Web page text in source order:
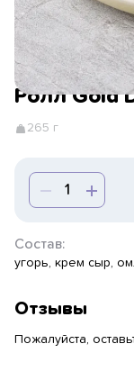
Ролл Gold
265 г
Состав:
угорь, крем сыр,
Отзывы
Пожалуйста,